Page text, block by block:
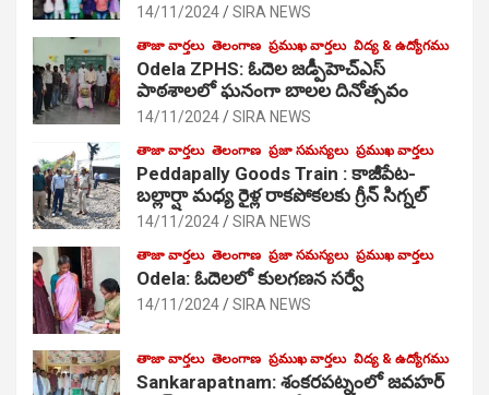
14/11/2024 SIRA NEWS
తాజా వార్తలు తెలంగాణ ప్రముఖ వార్తలు విద్య & ఉద్యోగము
Odela ZPHS: ఓదెల జ‌డ్పీహెచ్ఎస్
పాఠ‌శాల‌లో ఘనంగా బాలల దినోత్సవం
14/11/2024 SIRA NEWS
తాజా వార్తలు తెలంగాణ ప్రజా సమస్యలు ప్రముఖ వార్తలు
Peddapally Goods Train : కాజీపేట-
బల్లార్షా మధ్య రైళ్ల రాకపోకలకు గ్రీన్ సిగ్నల్
14/11/2024 SIRA NEWS
తాజా వార్తలు తెలంగాణ ప్రజా సమస్యలు ప్రముఖ వార్తలు
Odela: ఓదెలలో కులగణన సర్వే
14/11/2024 SIRA NEWS
తాజా వార్తలు తెలంగాణ ప్రముఖ వార్తలు విద్య & ఉద్యోగము
Sankarapatnam: శంకరపట్నంలో జవహర్